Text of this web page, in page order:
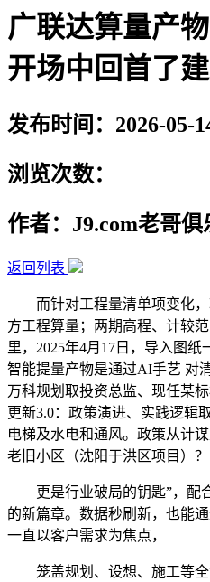
广联达算量产
开场中回首了
发布时间：2026-05-
浏览次数：
作者：J9.com老哥俱
返回列表
而针对工程量清单项变化，
方工程算量；两期高程、计较
里，2025年4月17日，导入图纸
智能提量产物是通过AI手艺 对
万科规划取投资总监、现任某
更新3.0：政策演进、实践逻辑
电梯及水电和通风。政策从计
老旧小区（沈阳于洪区项目）？
更是行业破局的钥匙”，配
的新篇章。数据秒刷新，也能
一直以客户需求为焦点，
笼盖规划、设想、施工等全